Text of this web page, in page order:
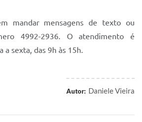
mandar mensagens de texto ou
4992-2936. O atendimento é
a sexta, das 9h às 15h.
Autor: Daniele Vieira